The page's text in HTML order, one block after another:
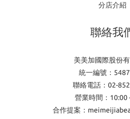
分店介紹
聯絡我
美美加國際股份
統一編號：
聯絡電話：02-
營業時間：10:00
合作提案：